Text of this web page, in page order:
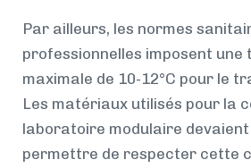
Par ailleurs, les normes
professionnelles imposent
maximale de 10-12°C pour le
Les matériaux utilisés pour la
laboratoire modulaire
permettre de respecter cette